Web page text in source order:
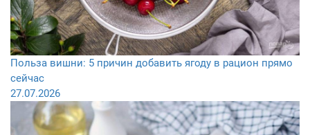
Польза вишни: 5 причин добавить ягоду в рацион прямо
сейчас
27.07.2026